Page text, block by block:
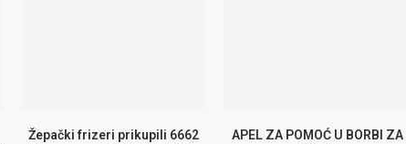
Žepački frizeri prikupili 6662
APEL ZA POMOĆ U BORBI ZA